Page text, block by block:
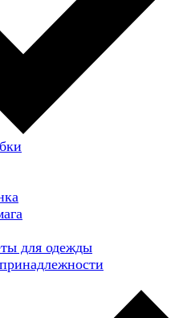
для одежды